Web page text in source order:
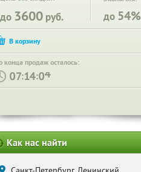
до 3600 руб. до 54%
конца продаж осталось:
: :
Как нас найти